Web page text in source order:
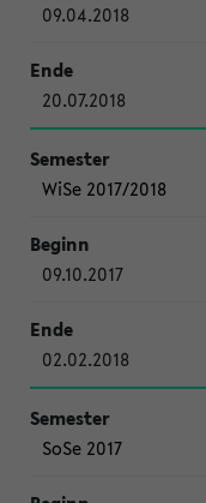
09.04.2018
20.07.2018
WiSe 2017/2018
09.10.2017
02.02.2018
SoSe 2017